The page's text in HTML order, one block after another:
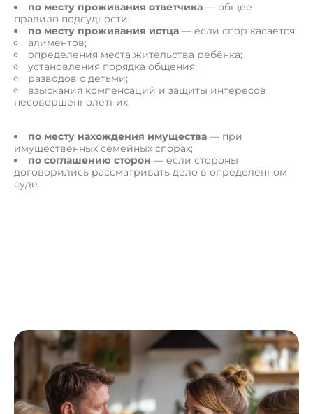
по месту проживания ответчика — общее
правило подсудности;
по месту проживания истца — если спор касается:
алиментов;
определения места жительства ребёнка;
установления порядка общения;
разводов с детьми;
взыскания компенсаций и защиты интересов
несовершеннолетних.
по месту нахождения имущества — при
имущественных семейных спорах;
по соглашению сторон — если стороны
договорились рассматривать дело в определённом
суде.